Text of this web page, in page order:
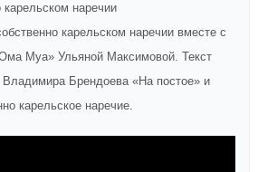
карельском наречии
карельском наречии вместе с
Муа» Ульяной Максимовой. Текст
Владимира Брендоева «На постое» и
карельское наречие.